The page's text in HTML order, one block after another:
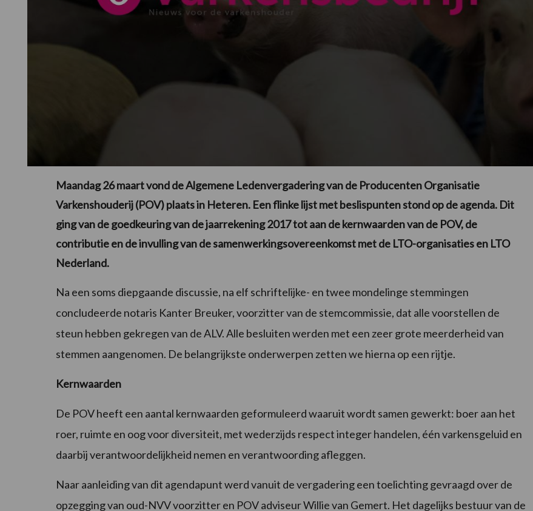
Maandag 26 maart vond de Algemene Ledenvergadering van de Producenten Organisatie
Varkenshouderij (POV) plaats in Heteren. Een flinke lijst met beslispunten stond op de agenda. Dit
ging van de goedkeuring van de jaarrekening 2017 tot aan de kernwaarden van de POV, de
contributie en de invulling van de samenwerkingsovereenkomst met de LTO-organisaties en LTO
Nederland.
Na een soms diepgaande discussie, na elf schriftelijke- en twee mondelinge stemmingen
concludeerde notaris Kanter Breuker, voorzitter van de stemcommissie, dat alle voorstellen de
steun hebben gekregen van de ALV. Alle besluiten werden met een zeer grote meerderheid van
stemmen aangenomen. De belangrijkste onderwerpen zetten we hierna op een rijtje.
Kernwaarden
De POV heeft een aantal kernwaarden geformuleerd waaruit wordt samen gewerkt: boer aan het
roer, ruimte en oog voor diversiteit, met wederzijds respect integer handelen, één varkensgeluid en
daarbij verantwoordelijkheid nemen en verantwoording afleggen.
Naar aanleiding van dit agendapunt werd vanuit de vergadering een toelichting gevraagd over de
opzegging van oud-NVV voorzitter en POV adviseur Willie van Gemert. Het dagelijks bestuur van de